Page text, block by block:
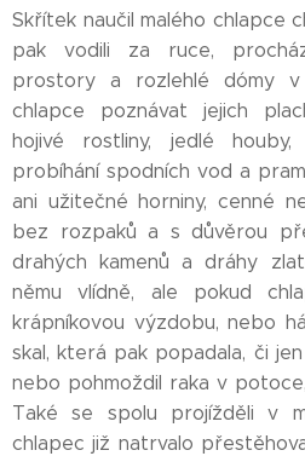
Skřítek naučil malého chlapce
pak vodili za ruce,
prostory a rozlehlé dómy v
chlapce poznávat jejich
hojivé rostliny, jedlé
probíhání spodních vod a
ani užitečné horniny, cenné
bez rozpaků a s důvěrou
drahých kamenů a dráhy
němu vlídně, ale pokud
krápníkovou výzdobu, nebo
skal, která pak popadala, či
nebo pohmoždil raka v
Také se spolu projížděli v
chlapec již natrvalo